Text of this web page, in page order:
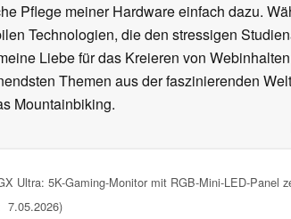
Pflege meiner Hardware einfach dazu.
Technologien, die den stressigen
Liebe für das Kreieren von
Themen aus der faszinierenden
Mountainbiking.
Ultra: 5K-Gaming-Monitor mit RGB-Mini-LED-Panel
7.05.2026)